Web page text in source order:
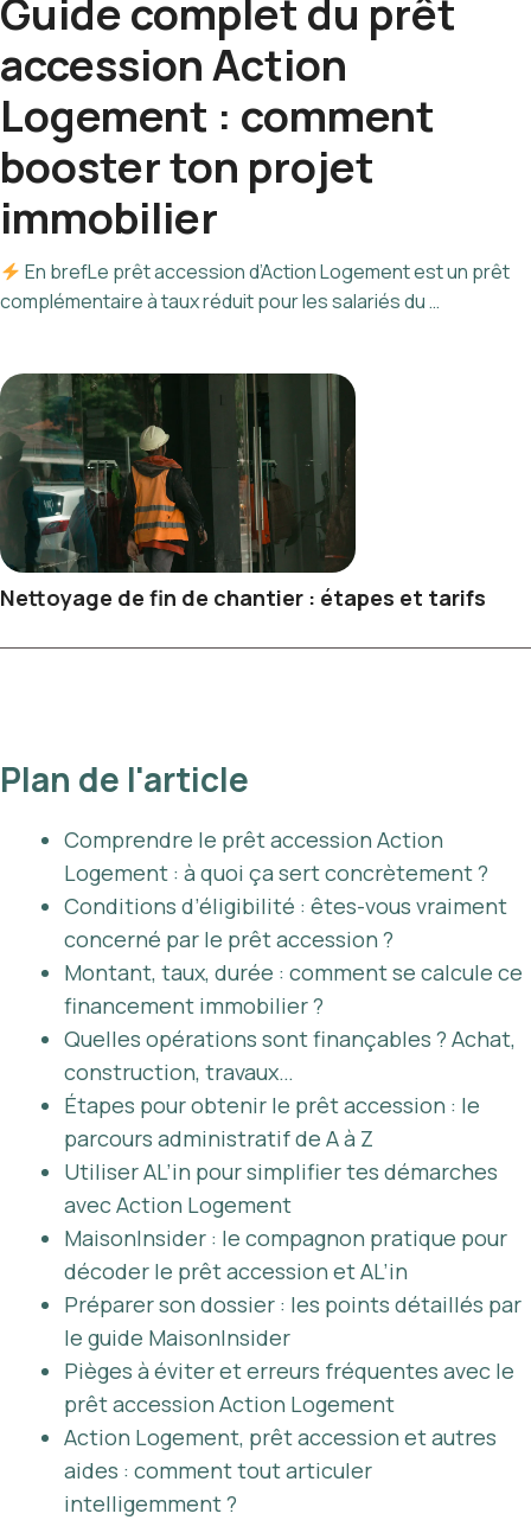
Nettoyage de fin de chantier : étapes et tarifs
Guide complet du prêt
accession Action
Logement : comment
booster ton projet
immobilier
En brefLe prêt accession d’Action Logement est un prêt
complémentaire à taux réduit pour les salariés du …
Plan de l'article
Comprendre le prêt accession Action
Logement : à quoi ça sert concrètement ?
Conditions d’éligibilité : êtes-vous vraiment
concerné par le prêt accession ?
Montant, taux, durée : comment se calcule ce
financement immobilier ?
Quelles opérations sont finançables ? Achat,
construction, travaux…
Étapes pour obtenir le prêt accession : le
parcours administratif de A à Z
Utiliser AL’in pour simplifier tes démarches
avec Action Logement
MaisonInsider : le compagnon pratique pour
décoder le prêt accession et AL’in
Préparer son dossier : les points détaillés par
le guide MaisonInsider
Pièges à éviter et erreurs fréquentes avec le
prêt accession Action Logement
Action Logement, prêt accession et autres
aides : comment tout articuler
intelligemment ?